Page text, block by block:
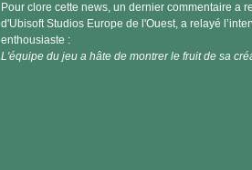
Pour clore cette news, un dernier commentaire a
d'Ubisoft Studios Europe de l'Ouest, a relayé
enthousiaste :
L'équipe du jeu a hâte de montrer le fruit de sa